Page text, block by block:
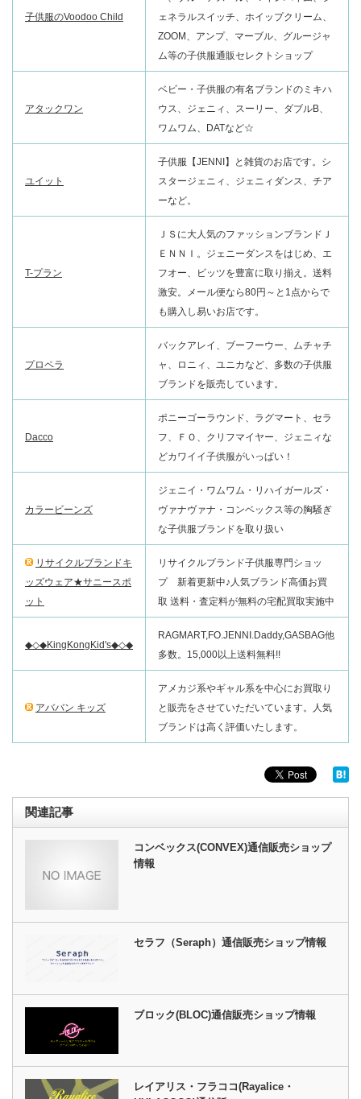
子供服のVoodoo Child
ェネラルスイッチ、ホイップクリーム、
ZOOM、アンプ、マーブル、グルージャ
ム等の子供服通販セレクトショップ
アタックワン
ベビー・子供服の有名ブランドのミキハ
ウス、ジェニィ、スーリー、ダブルB、
ワムワム、DATなど☆
ユイット
子供服【JENNI】と雑貨のお店です。シ
スタージェニィ、ジェニィダンス、チア
ーなど。
T-プラン
ＪＳに大人気のファッションブランドＪ
ＥＮＮＩ。ジェニーダンスをはじめ、エ
フオー、ビッツを豊富に取り揃え。送料
激安。メール便なら80円～と1点からで
も購入し易いお店です。
プロペラ
バックアレイ、ブーフーウー、ムチャチ
ャ、ロニィ、ユニカなど、多数の子供服
ブランドを販売しています。
Dacco
ポニーゴーラウンド、ラグマート、セラ
フ、ＦＯ、クリフマイヤー、ジェニィな
どカワイイ子供服がいっぱい！
カラービーンズ
ジェニイ・ワムワム・リハイガールズ・
ヴァナヴァナ・コンベックス等の胸騒ぎ
な子供服ブランドを取り扱い
リサイクルブランドキ
ッズウェア★サニースポ
ット
リサイクルブランド子供服専門ショッ
プ 新着更新中♪人気ブランド高価お買
取 送料・査定料が無料の宅配買取実施中
◆◇◆KingKongKid's◆◇◆
RAGMART,FO.JENNI.Daddy,GASBAG他
多数。15,000以上送料無料!!
アババン キッズ
アメカジ系やギャル系を中心にお買取り
と販売をさせていただいています。人気
ブランドは高く評価いたします。
関連記事
コンベックス(CONVEX)通信販売ショップ
情報
セラフ（Seraph）通信販売ショップ情報
ブロック(BLOC)通信販売ショップ情報
レイアリス・フラココ(Rayalice・